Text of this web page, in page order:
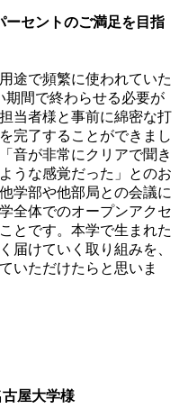
ーセントのご満足を目指
途で頻繁に使われていた
期間で終わらせる必要が
当者様と事前に綿密な打
完了することができまし
音が非常にクリアで聞き
うな感覚だった」とのお
学部や他部局との会議に
全体でのオープンアクセ
とです。本学で生まれた
届けていく取り組みを、
いただけたらと思いま
屋大学様